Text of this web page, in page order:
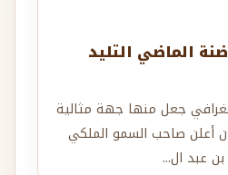
الماضي التليد
جعل منها جهة مثالية
أعلن صاحب السمو الملكي
عبد ال...